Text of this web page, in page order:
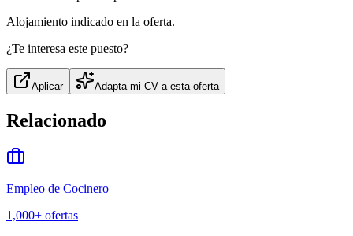
Alojamiento indicado en la oferta.
¿Te interesa este puesto?
Aplicar Adapta mi CV a esta oferta
Relacionado
Empleo de Cocinero
1,000+ ofertas